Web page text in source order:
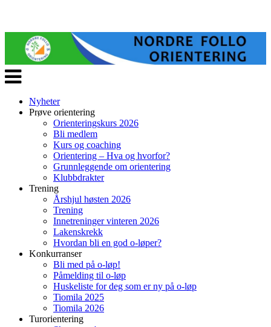
Veksle
navigasjon
Nyheter
Prøve orientering
Orienteringskurs 2026
Bli medlem
Kurs og coaching
Orientering – Hva og hvorfor?
Grunnleggende om orientering
Klubbdrakter
Trening
Årshjul høsten 2026
Trening
Innetreninger vinteren 2026
Lakenskrekk
Hvordan bli en god o-løper?
Konkurranser
Bli med på o-løp!
Påmelding til o-løp
Huskeliste for deg som er ny på o-løp
Tiomila 2025
Tiomila 2026
Turorientering